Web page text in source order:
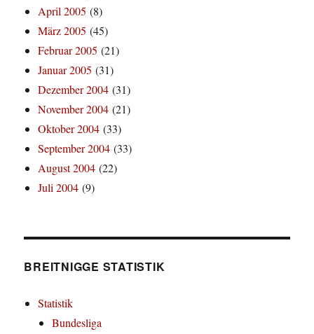
April 2005 (8)
März 2005 (45)
Februar 2005 (21)
Januar 2005 (31)
Dezember 2004 (31)
November 2004 (21)
Oktober 2004 (33)
September 2004 (33)
August 2004 (22)
Juli 2004 (9)
BREITNIGGE STATISTIK
Statistik
Bundesliga